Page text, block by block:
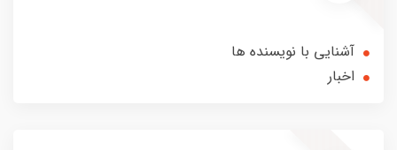
آشنایی با نویسنده ها
اخبار